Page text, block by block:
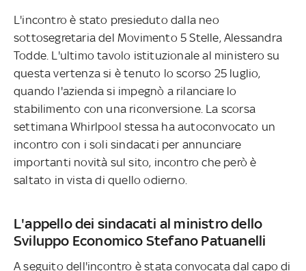
L'incontro è stato presieduto dalla neo
sottosegretaria del Movimento 5 Stelle, Alessandra
Todde. L'ultimo tavolo istituzionale al ministero su
questa vertenza si è tenuto lo scorso 25 luglio,
quando l'azienda si impegnò a rilanciare lo
stabilimento con una riconversione. La scorsa
settimana Whirlpool stessa ha autoconvocato un
incontro con i soli sindacati per annunciare
importanti novità sul sito, incontro che però è
saltato in vista di quello odierno.
L'appello dei sindacati al ministro dello
Sviluppo Economico Stefano Patuanelli
A seguito dell'incontro è stata convocata dal capo di